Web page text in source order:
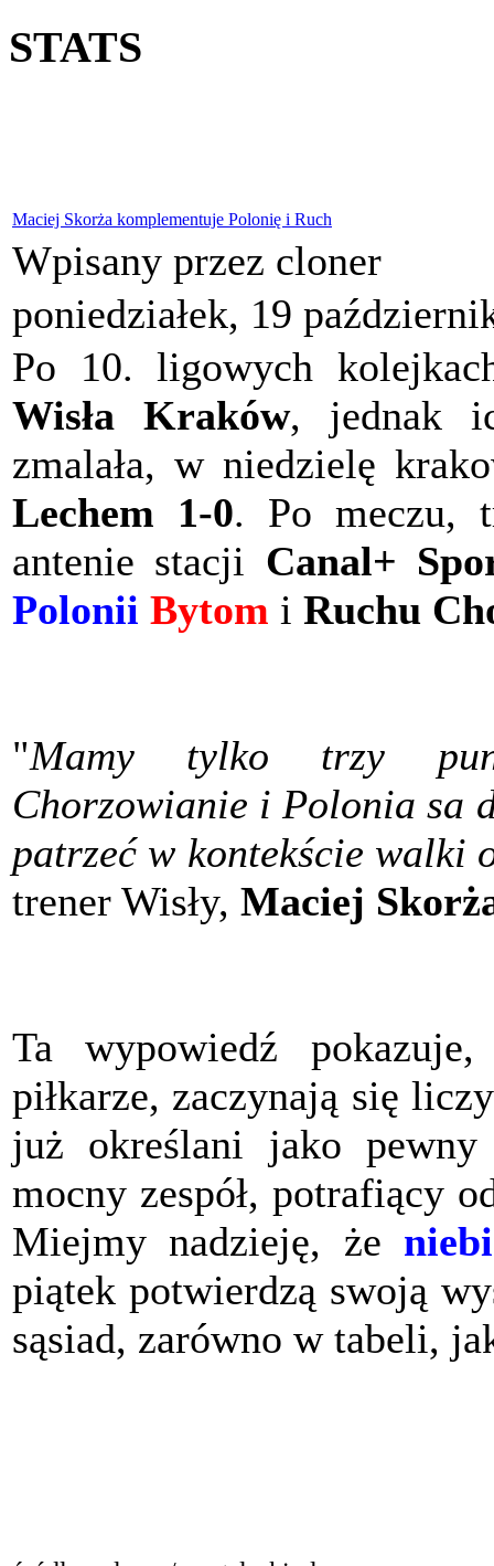
STATS
Maciej Skorża komplementuje Polonię i Ruch
Wpisany przez cloner
poniedziałek, 19
Po 10. ligowych
Wisła Kraków, jednak
zmalała, w niedzielę
Lechem 1-0. Po meczu,
antenie stacji Canal+
Polonii Bytom i Ruchu
"Mamy tylko trzy
Chorzowianie i Polonia sa
patrzeć w kontekście walki
trener Wisły, Maciej
Ta wypowiedź
piłkarze, zaczynają się
już określani jako
mocny zespół, potrafiący
Miejmy nadzieję, że
piątek potwierdzą swoją
sąsiad, zarówno w tabeli,